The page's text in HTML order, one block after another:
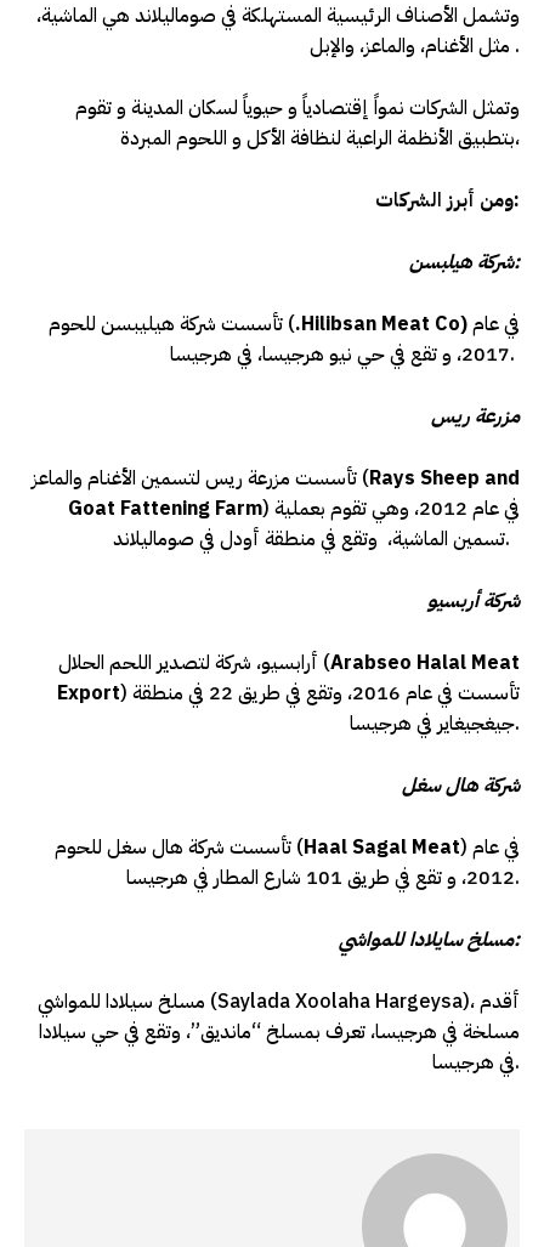
وتشمل الأصناف الرئيسية المستهلكة في صوماليلاند هي الماشية،
مثل الأغنام، والماعز، والإبل .
وتمثل الشركات نمواً إقتصادياً و حيوياً لسكان المدينة و تقوم
بتطبيق الأنظمة الراعية لنظافة الأكل و اللحوم المبردة،
ومن أبرز الشركات:
شركة هيلبسن:
تأسست شركة هيليبسن للحوم (.Hilibsan Meat Co)
2017، و تقع في حي نيو هرجيسا، في هرجيسا.
مزرعة ريس
تأسست مزرعة ريس لتسمين الأغنام والماعز (Rays Sheep and
Goat Fattening Farm) في عام 2012، وهي تقوم بعملية
تسمين الماشية، وتقع في منطقة أودل في صوماليلاند.
شركة أربسيو
أرابسيو، شركة لتصدير اللحم الحلال (Arabseo Halal Meat
Export) تأسست في عام 2016، وتقع في طريق 22 في منطقة
جيغجيغاير في هرجيسا.
شركة هال سغل
تأسست شركة هال سغل للحوم (Haal Sagal Meat) في عام
2012، و تقع في طريق 101 شارع المطار في هرجيسا.
مسلخ سايلادا للمواشي:
مسلخ سيلادا للمواشي (Saylada Xoolaha Hargeysa)، أقدم
مسلخة في هرجيسا، تعرف بمسلخ “مانديق”، وتقع في حي سيلادا
في هرجيسا.